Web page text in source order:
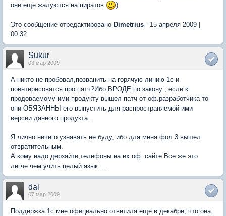
они еще жалуются на пиратов
)
Это сообщение отредактировано Dimetrius - 15 апреля 2009 |
00:32
Sukur
03 мар 2009
А никто не пробовал,позванить на горячую линию 1c и
поинтересоватся про патч?Ибо ВРОДЕ по закону , если к
продоваемому ими продукту вышел патч от оф.разработчика то
они ОБЯЗАННЫ его выпустить для распространяемой ими
версии данного продукта.
Я лично ничего узнавать не буду, ибо для меня фол 3 вышел
отвратительным.
А кому надо дерзайте,телефоны на их оф. сайте.Все же это
легче чем учить целый язык....
dal
07 мар 2009
Поддержка 1с мне официально ответила еще в декабре, что она